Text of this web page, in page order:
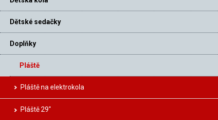
Dětské sedačky
Doplňky
Pláště
Pláště na elektrokola
Pláště 29″